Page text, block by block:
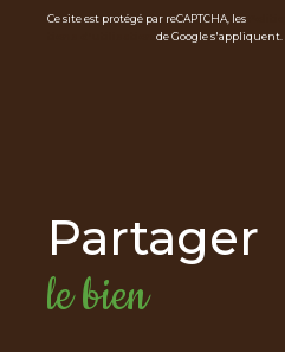
Ce site est protégé par reCAPTCHA, les
de Google s'appliquent.
partager
le bien